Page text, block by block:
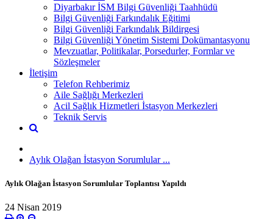
Diyarbakır İSM Bilgi Güvenliği Taahhüdü
Bilgi Güvenliği Farkındalık Eğitimi
Bilgi Güvenliği Farkındalık Bildirgesi
Bilgi Güvenliği Yönetim Sistemi Dokümantasyonu
Mevzuatlar, Politikalar, Porsedurler, Formlar ve
Sözleşmeler
İletişim
Telefon Rehberimiz
Aile Sağlığı Merkezleri
Acil Sağlık Hizmetleri İstasyon Merkezleri
Teknik Servis
Aylık Olağan İstasyon Sorumlular ...
Aylık Olağan İstasyon Sorumlular Toplantısı Yapıldı
24 Nisan 2019